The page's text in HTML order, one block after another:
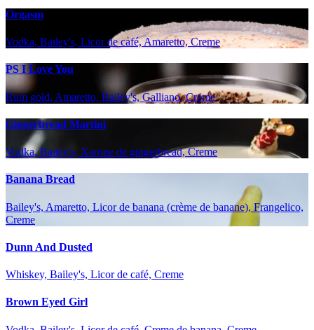
Orgasm
Vodka, Bailey's, Licor de café, Amaretto, Creme
PS I Love You
Rum gold, Amaretto, Bailey's, Galliano, Creme
Gingerbread Martini
Vodka, Bailey's, Xarope de gingerbread, Creme
Banana Bread
Bailey's, Amaretto, Licor de banana (crème de banane), Frangelico,
Creme
Dunn And Dusted
Whiskey, Bailey's, Licor de café, Creme
Brown Eyed Girl